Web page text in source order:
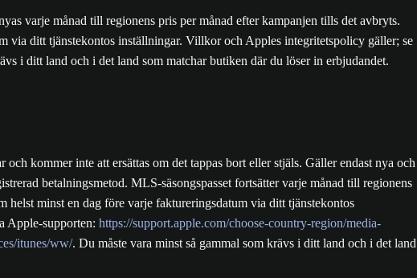
varje månad till regionens pris per månad efter kampanjen tills det avbryts.
via ditt tjänstekontos inställningar. Villkor och Apples integritetspolicy gäller; se
i ditt land och i det land som matchar butiken där du löser in erbjudandet.
kommer inte att ersättas om det tappas bort eller stjäls. Gäller endast nya och
betalningsmetod. MLS-säsongspasset fortsätter varje månad till regionens
helst minst en dag före varje faktureringsdatum via ditt tjänstekontos
Apple-supporten: https://support.apple.com/choose-country-region/media-
itunes/ww/. Du måste vara minst så gammal som krävs i ditt land och i det land